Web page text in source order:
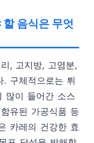
음식은 무엇
, 고지방, 고염분,
. 구체적으로는 튀
많이 들어간 소스
유된 가공식품 등
카레의 건강한 효